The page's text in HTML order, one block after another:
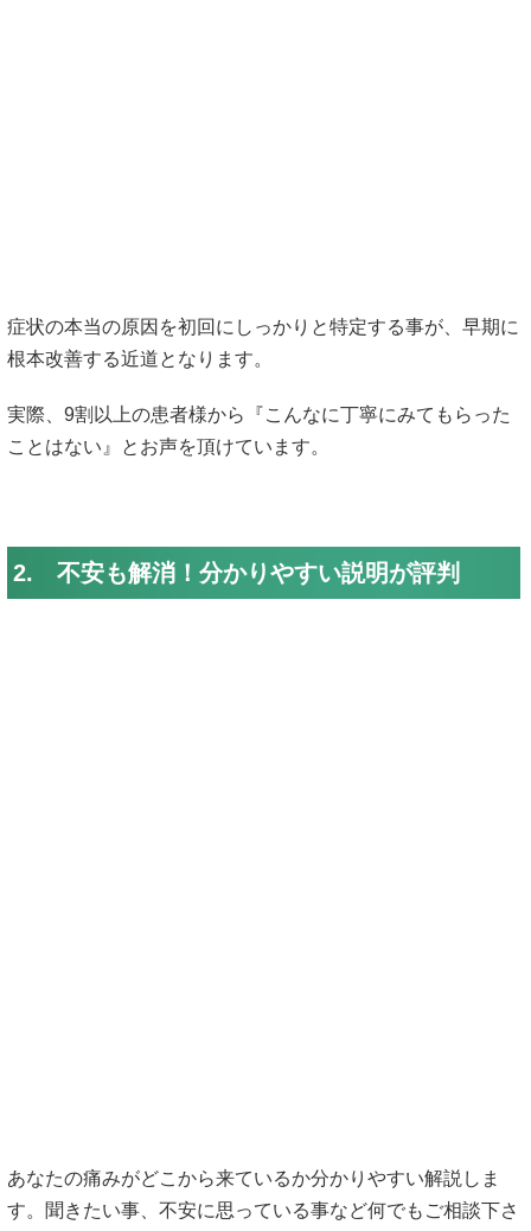
症状の本当の原因を初回にしっかりと特定する事が、早期に
根本改善する近道となります。
実際、9割以上の患者様から『こんなに丁寧にみてもらった
ことはない』とお声を頂けています。
2. 不安も解消！分かりやすい説明が評判
あなたの痛みがどこから来ているか分かりやすい解説しま
す。聞きたい事、不安に思っている事など何でもご相談下さ